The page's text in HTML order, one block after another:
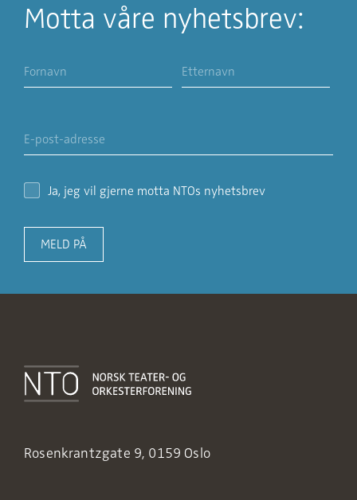
Rosenkrantzgate 9, 0159 Oslo
Motta våre nyhetsbrev:
Ja, jeg vil gjerne motta NTOs nyhetsbrev
MELD PÅ